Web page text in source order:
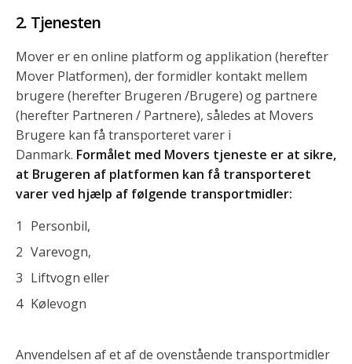
Tjenesten
Mover er en online platform og applikation (herefter
Mover Platformen), der formidler kontakt mellem
brugere (herefter Brugeren /Brugere) og partnere
(herefter Partneren / Partnere), således at Movers
Brugere kan få transporteret varer i
Danmark. Formålet med Movers tjeneste er at sikre,
at Brugeren af platformen kan få transporteret
varer ved hjælp af følgende transportmidler:
Personbil,
Varevogn,
Liftvogn eller
Kølevogn
Anvendelsen af et af de ovenstående transportmidler